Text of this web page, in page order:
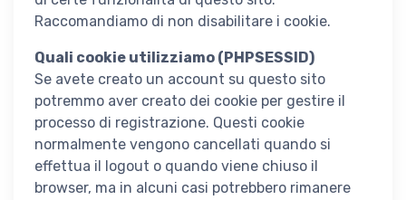
Raccomandiamo di non disabilitare i cookie.
Quali cookie utilizziamo (PHPSESSID)
Se avete creato un account su questo sito
potremmo aver creato dei cookie per gestire il
processo di registrazione. Questi cookie
normalmente vengono cancellati quando si
effettua il logout o quando viene chiuso il
browser, ma in alcuni casi potrebbero rimanere